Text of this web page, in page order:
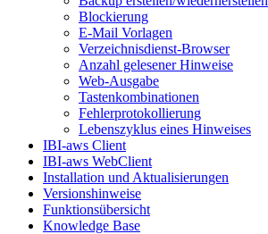
Blockierung
E-Mail Vorlagen
Verzeichnisdienst-Browser
Anzahl gelesener Hinweise
Web-Ausgabe
Tastenkombinationen
Fehlerprotokollierung
Lebenszyklus eines Hinweises
IBI-aws Client
IBI-aws WebClient
Installation und Aktualisierungen
Versionshinweise
Funktionsübersicht
Knowledge Base